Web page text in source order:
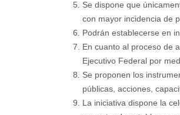
Se dispone que
con mayor incidencia de
Podrán establecerse en
En cuanto al proceso de
Ejecutivo Federal por
Se proponen los
públicas, acciones,
La iniciativa dispone la